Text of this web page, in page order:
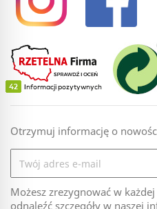
Otrzymuj informację o
Możesz zrezygnować w
odnaleźć szczegóły w naszej